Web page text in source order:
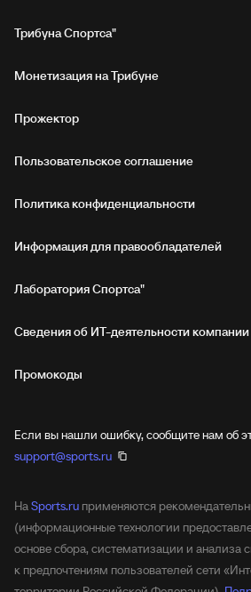
Трибуна Спортса"
Монетизация на Трибуне
Прожектор
Пользовательское соглашение
Политика конфиденциальности
Информация для правообладателей
Лаборатория Спортса"
Сведения об ИТ‑деятельности компании
Промокоды
Если вы нашли ошибку, сообщите нам об
support@sports.ru
НаSports.ru применяются
(информационные технологии
основе сбора, систематизации и анализа
к предпочтениям пользователей сети